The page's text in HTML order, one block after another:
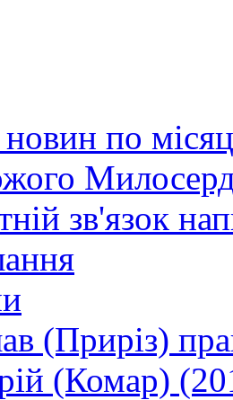
по
зв'язок
(Приріз)
(Комар)